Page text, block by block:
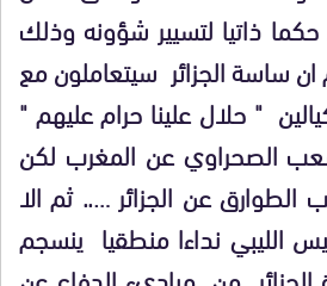
ذاتيا لتسيير شؤونه وذلك
ساسة الجزائر سيتعاملون مع
" حلال علينا حرام عليهم "
الصحراوي عن المغرب لكن
عن الجزائر ….. ثم الا
الليبي نداءا منطقيا ينسجم